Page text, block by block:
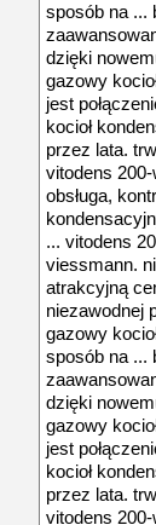
sposób na ...
dzięki
gazowy
jest
kocioł
przez lata.
vitodens
obsługa,
... vitodens
viessmann.
atrakcyjną
niezawodnej
gazowy
sposób na ...
dzięki
gazowy
jest
kocioł
przez lata.
vitodens